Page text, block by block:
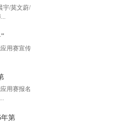
宇/莫文蔚/
用赛宣传
用赛报名
年第